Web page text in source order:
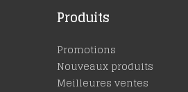
Produits
Promotions
Nouveaux produits
Meilleures ventes